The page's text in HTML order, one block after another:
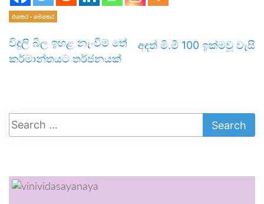
එතෙර - මෙතෙර
විදුලි බිල ඉහළ නැංවීම තේ
කර්මාන්තයට තර්ජනයක්
අදත් මි.මී 100 ඉක්මවූ වැසි